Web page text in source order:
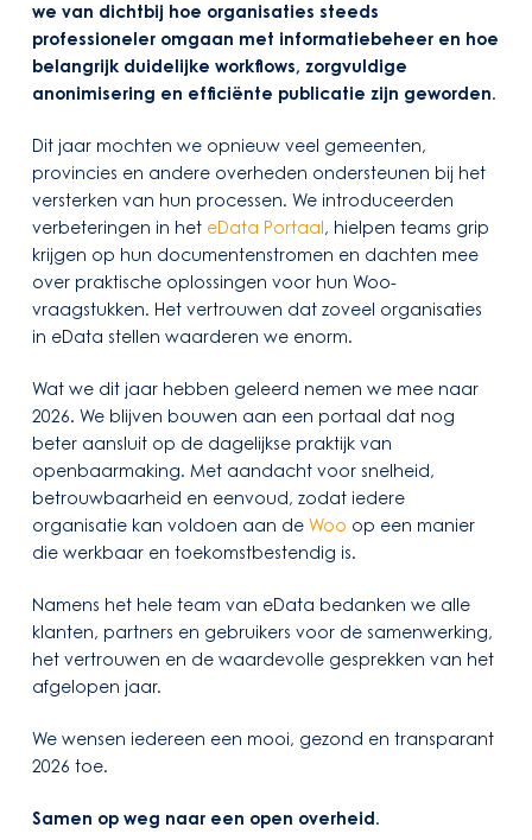
we van dichtbij hoe organisaties steeds
professioneler omgaan met informatiebeheer en hoe
belangrijk duidelijke workflows, zorgvuldige
anonimisering en efficiënte publicatie zijn geworden.
Dit jaar mochten we opnieuw veel gemeenten,
provincies en andere overheden ondersteunen bij het
versterken van hun processen. We introduceerden
verbeteringen in het eData Portaal, hielpen teams grip
krijgen op hun documentenstromen en dachten mee
over praktische oplossingen voor hun Woo-
vraagstukken. Het vertrouwen dat zoveel organisaties
in eData stellen waarderen we enorm.
Wat we dit jaar hebben geleerd nemen we mee naar
2026. We blijven bouwen aan een portaal dat nog
beter aansluit op de dagelijkse praktijk van
openbaarmaking. Met aandacht voor snelheid,
betrouwbaarheid en eenvoud, zodat iedere
organisatie kan voldoen aan de Woo op een manier
die werkbaar en toekomstbestendig is.
Namens het hele team van eData bedanken we alle
klanten, partners en gebruikers voor de samenwerking,
het vertrouwen en de waardevolle gesprekken van het
afgelopen jaar.
We wensen iedereen een mooi, gezond en transparant
2026 toe.
Samen op weg naar een open overheid.